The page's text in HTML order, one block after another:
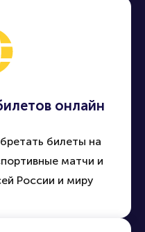
онлайн
билеты на
матчи и
России и миру